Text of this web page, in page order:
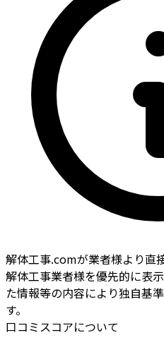
解体工事.comが業者様より直
解体工事業者様を優先的に表
た情報等の内容により独自基
す。
口コミスコアについて